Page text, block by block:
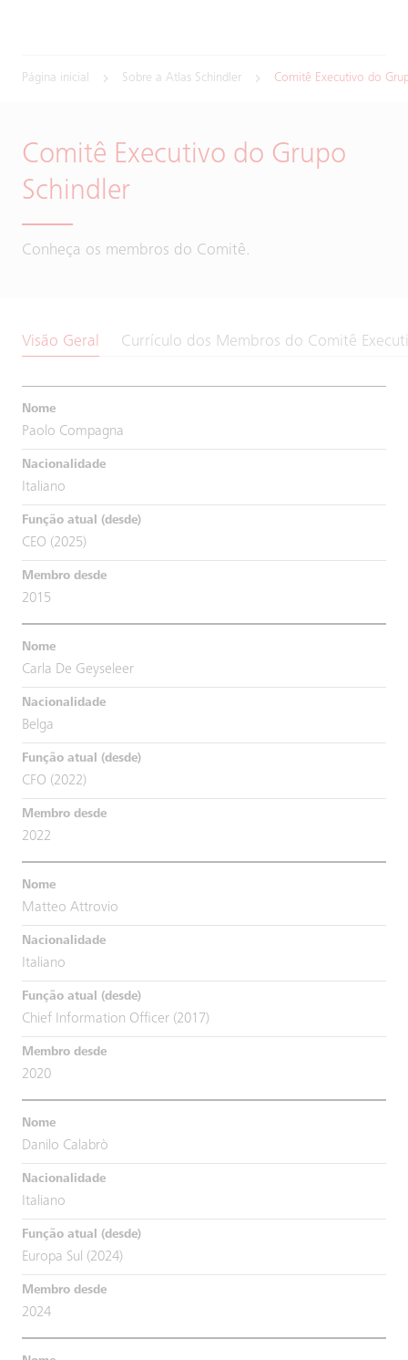
Página inicial Sobre a Atlas Schindler Comitê Executivo do
Comitê Executivo do Grupo
Schindler
Conheça os membros do Comitê.
Visão Geral Currículo dos Membros do Comitê
Paolo Compagna
Italiano
CEO (2025)
2015
Carla De Geyseleer
Belga
CFO (2022)
2022
Matteo Attrovio
Italiano
Chief Information Officer (2017)
2020
Danilo Calabrò
Italiano
Europa Sul (2024)
2024